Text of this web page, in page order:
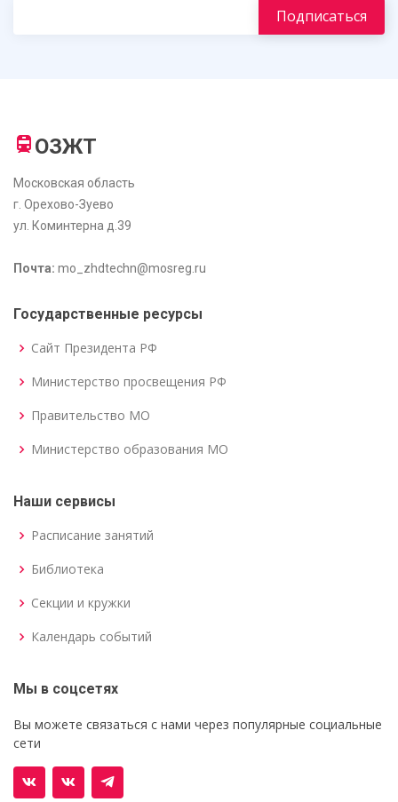
ОЗЖТ
Московская область
г. Орехово-Зуево
ул. Коминтерна д.39
Почта: mo_zhdtechn@mosreg.ru
Государственные ресурсы
Сайт Президента РФ
Министерство просвещения РФ
Правительство МО
Министерство образования МО
Наши сервисы
Расписание занятий
Библиотека
Секции и кружки
Календарь событий
Мы в соцсетях
Вы можете связаться с нами через популярные социальные
сети